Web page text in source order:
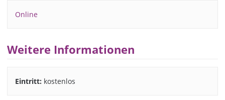
Online
Weitere Informationen
Eintritt: kostenlos